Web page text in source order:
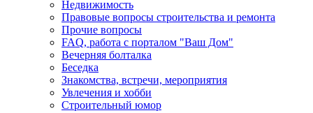
Недвижимость
Правовые вопросы строительства и ремонта
Прочие вопросы
FAQ, работа с порталом "Ваш Дом"
Вечерняя болталка
Беседка
Знакомства, встречи, мероприятия
Увлечения и хобби
Строительный юмор